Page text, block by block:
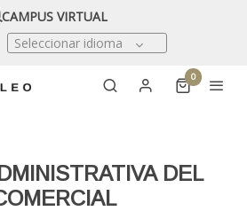
VIRTUAL
Seleccionar idioma
0
DEL